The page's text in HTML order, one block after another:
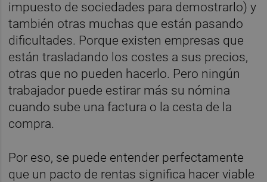
impuesto de sociedades para demostrarlo) y
también otras muchas que están pasando
dificultades. Porque existen empresas que
están trasladando los costes a sus precios,
otras que no pueden hacerlo. Pero ningún
trabajador puede estirar más su nómina
cuando sube una factura o la cesta de la
compra.
Por eso, se puede entender perfectamente
que un pacto de rentas significa hacer viable